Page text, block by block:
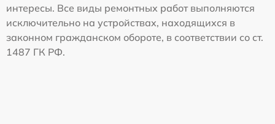
интересы. Все виды ремонтных работ выполняются
исключительно на устройствах, находящихся в
законном гражданском обороте, в соответствии со ст.
1487 ГК РФ.